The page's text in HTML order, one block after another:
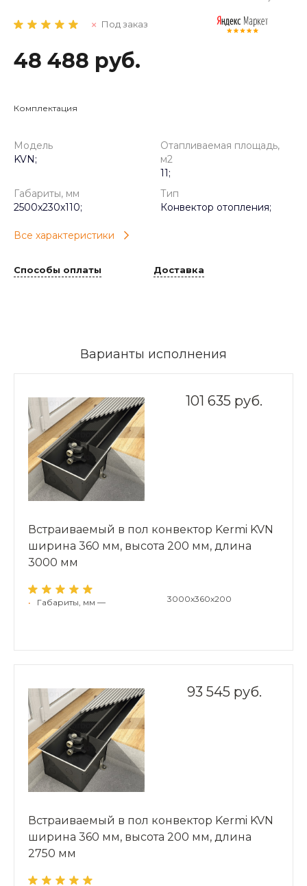
Под заказ
48 488 руб.
Комплектация
Модель
KVN;
Отапливаемая площадь,
м2
11;
Габариты, мм
2500x230x110;
Тип
Конвектор отопления;
Все характеристики
Способы оплаты Доставка
Варианты исполнения
101 635 руб.
Встраиваемый в пол конвектор Kermi KVN
ширина 360 мм, высота 200 мм, длина
3000 мм
• Габариты, мм — 3000x360x200
93 545 руб.
Встраиваемый в пол конвектор Kermi KVN
ширина 360 мм, высота 200 мм, длина
2750 мм